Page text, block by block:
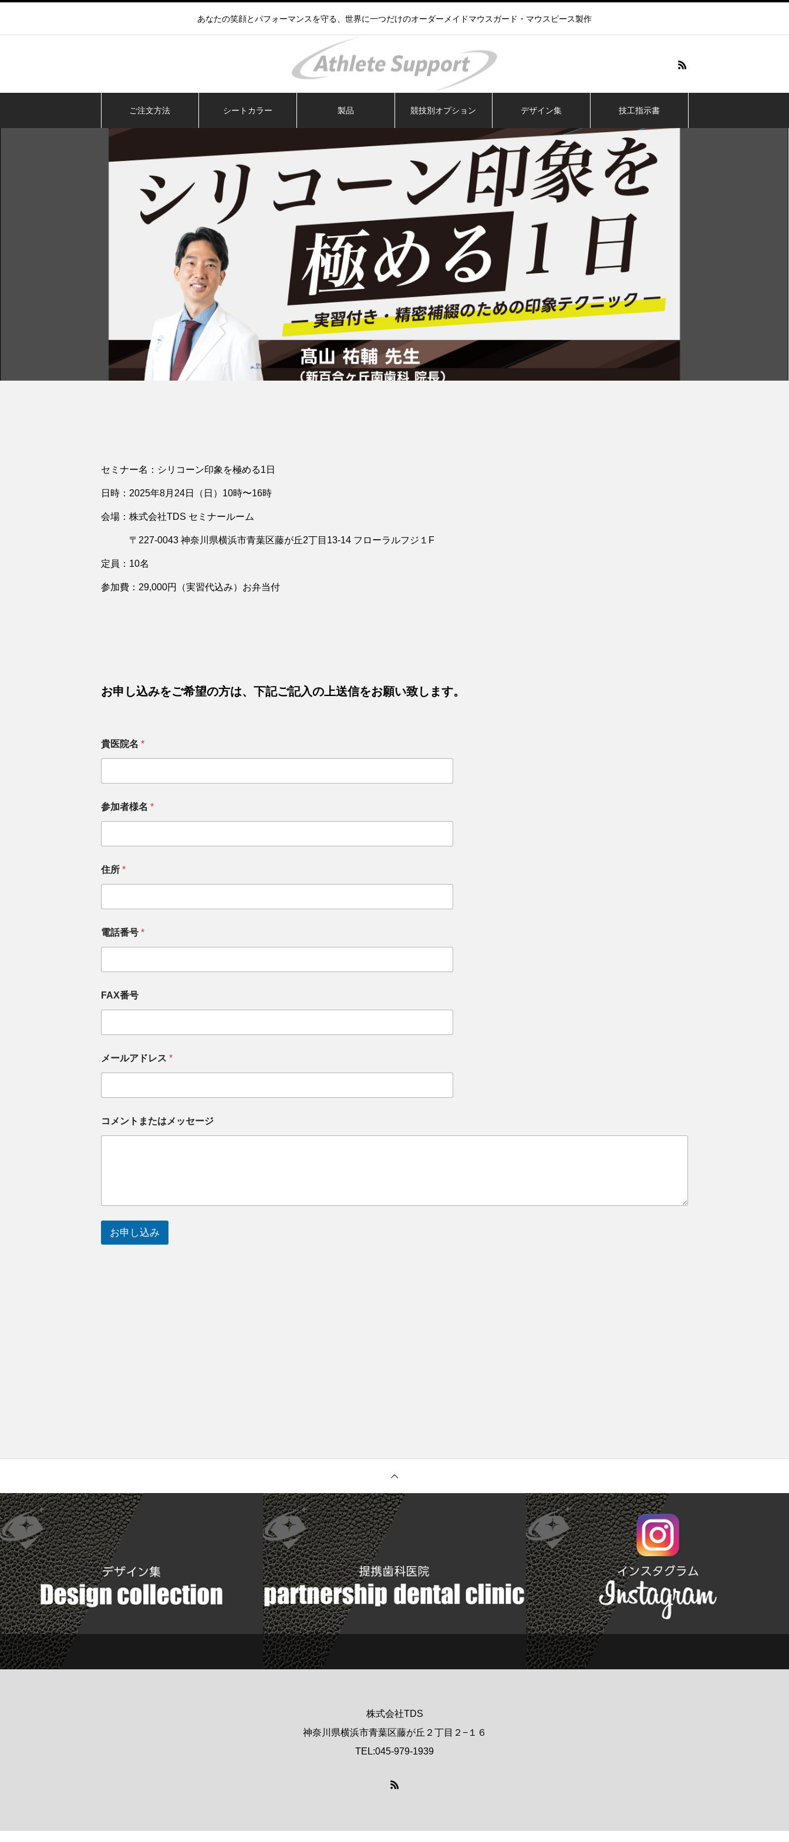
あなたの笑顔とパフォーマンスを守る、世界に一つだけのオーダーメイドマウスガード・マウスピース製作
ご注文方法 シートカラー 製品 競技別オプション デザイン集 技工指示書
セミナー名：シリコーン印象を極める1日
日時：2025年8月24日（日）10時〜16時
会場：株式会社TDS セミナールーム
〒227-0043 神奈川県横浜市青葉区藤が丘2丁目13-14 フローラルフジ１F
定員：10名
参加費：29,000円（実習代込み）お弁当付
お申し込みをご希望の方は、下記ご記入の上送信をお願い致します。
貴医院名 *
医
院
院
名
コ
ン
ま
ー
ジ
参加者様名 *
住所 *
電話番号 *
FAX番号
メールアドレス *
コメントまたはメッセージ
お申し込み
株式会社TDS
神奈川県横浜市青葉区藤が丘２丁目２−１６
TEL:045-979-1939